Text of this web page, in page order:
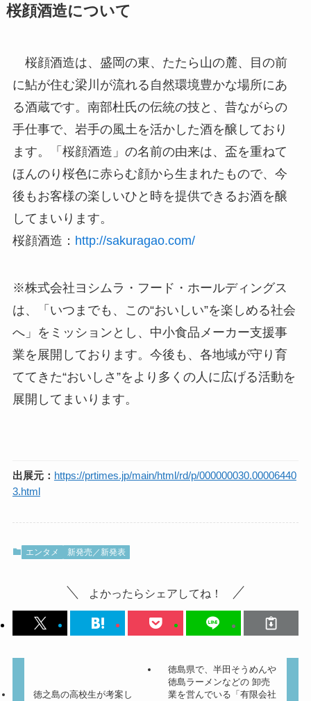
桜顔酒造について
桜顔酒造は、盛岡の東、たたら山の麓、目の前
に鮎が住む梁川が流れる自然環境豊かな場所にあ
る酒蔵です。南部杜氏の伝統の技と、昔ながらの
手仕事で、岩手の風土を活かした酒を醸しており
ます。「桜顔酒造」の名前の由来は、盃を重ねて
ほんのり桜色に赤らむ顔から生まれたもので、今
後もお客様の楽しいひと時を提供できるお酒を醸
してまいります。
桜顔酒造： http://sakuragao.com/
※株式会社ヨシムラ・フード・ホールディングス
は、「いつまでも、この“おいしい”を楽しめる社会
へ」をミッションとし、中小食品メーカー支援事
業を展開しております。今後も、各地域が守り育
ててきた“おいしさ”をより多くの人に広げる活動を
展開してまいります。
出展元： https://prtimes.jp/main/html/rd/p/000000030.00006440
3.html
エンタメ 新発売／新発表
よかったらシェアしてね！
徳之島の高校生が考案し
徳島県で、半田そうめんや
徳島ラーメンなどの 卸売
業を営んでいる「有限会社